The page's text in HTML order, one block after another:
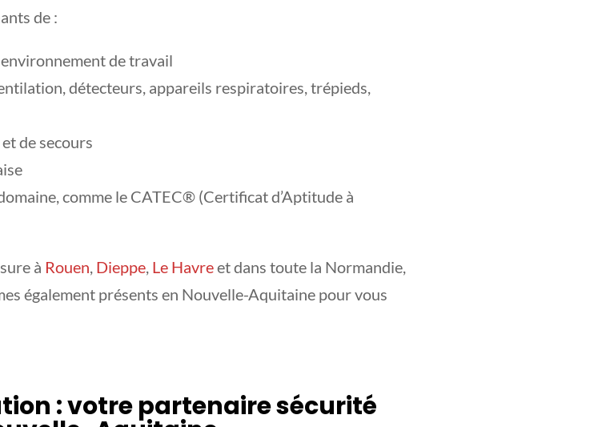
de :
de travail
détecteurs, appareils respiratoires, trépieds,
de secours
comme le CATEC® (Certificat d’Aptitude à
à Rouen, Dieppe, Le Havreet dans toute la Normandie,
également présents en Nouvelle-Aquitaine pour vous
: votre partenaire sécurité